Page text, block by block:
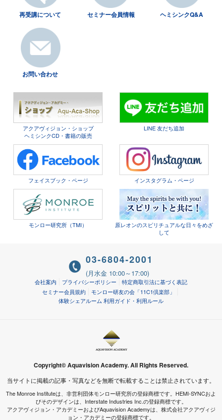
再受講について セミナー会員情報 ヘミシンクQ&A
お問い合わせ
アクアヴィジョン・ショップ
ヘミシンクCD・書籍の販売
LINE 友だち追加
フェイスブック・ページ インスタグラム・ページ
モンロー研究所（TMI）
原レオンのスピリチュアルな日々をめざ
して
会社案内 プライバシーポリシー
特定商取引法に基づく表記
セミナー会員規約
モンロー研友の会「11C1倶楽部」
体験シェアルーム 利用ガイド・利用ルール
03-6804-2001
(月水金 10:00～17:00)
Copyright© Aquavision Academy. All Rights Reserved.
当サイトに掲載の記事・写真などを無断で転載することは禁止されています。
The Monroe Instituteは、非営利団体モンロー研究所の登録商標です。HEMI-SYNCおよ
びそのデザインは、Interstate Industries Inc.の登録商標です。
アクアヴィジョン・アカデミーおよびAquavision Academyは、株式会社アクアヴィジ
ョン・アカデミーの登録商標です。